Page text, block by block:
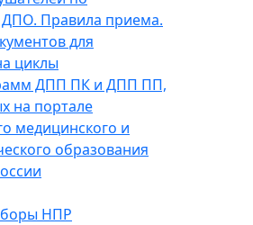
Правила приема.
для
циклы
ДПП ПК и ДПП ПП,
на портале
медицинского и
образования
НПР